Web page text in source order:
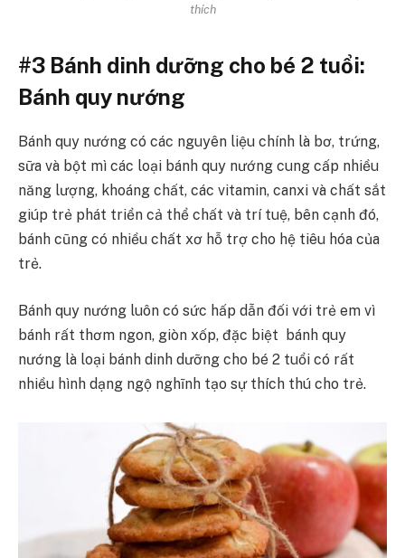
thích
#3 Bánh dinh dưỡng cho bé 2 tuổi:
Bánh quy nướng
Bánh quy nướng có các nguyên liệu chính là bơ, trứng,
sữa và bột mì các loại bánh quy nướng cung cấp nhiều
năng lượng, khoáng chất, các vitamin, canxi và chất sắt
giúp trẻ phát triển cả thể chất và trí tuệ, bên cạnh đó,
bánh cũng có nhiều chất xơ hỗ trợ cho hệ tiêu hóa của
trẻ.
Bánh quy nướng luôn có sức hấp dẫn đối với trẻ em vì
bánh rất thơm ngon, giòn xốp, đặc biệt bánh quy
nướng là loại bánh dinh dưỡng cho bé 2 tuổi có rất
nhiều hình dạng ngộ nghĩnh tạo sự thích thú cho trẻ.